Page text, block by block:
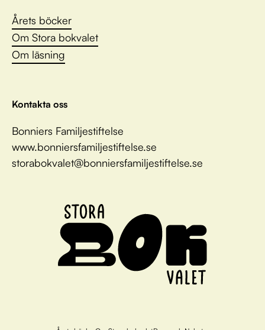
Årets böcker
Om Stora bokvalet
Om läsning
Kontakta oss
Bonniers Familjestiftelse
www.bonniersfamiljestiftelse.se
storabokvalet@bonniersfamiljestiftelse.se